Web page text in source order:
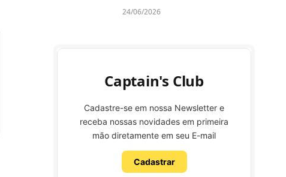
24/06/2026
Captain's Club
Cadastre-se em nossa Newsletter e
receba nossas novidades em primeira
mão diretamente em seu E-mail
Cadastrar